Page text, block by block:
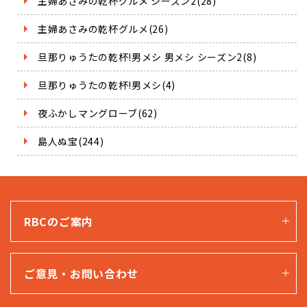
主婦あさみの乾杯グルメ(26)
旦那りゅうたの乾杯!男メシ 男メシ シーズン2(8)
旦那りゅうたの乾杯!男メシ(4)
夜ふかしマングローブ(62)
島人ぬ宝(244)
RBCのご案内
ご意見・お問い合わせ